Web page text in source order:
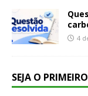
4
SEJA O